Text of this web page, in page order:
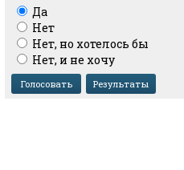
Да
Нет
Нет, но хотелось бы
Нет, и не хочу